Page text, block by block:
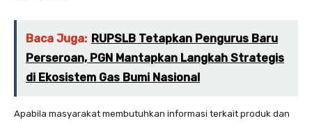
Baca Juga: RUPSLB Tetapkan Pengurus Baru
Perseroan, PGN Mantapkan Langkah Strategis
di Ekosistem Gas Bumi Nasional
Apabila masyarakat membutuhkan informasi terkait produk dan